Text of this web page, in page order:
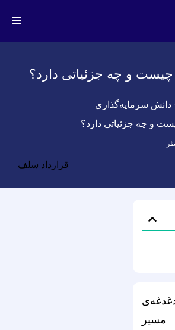
و چه جزئیاتی دارد؟
دانش سرمایه‌گذاری
و چه جزئیاتی دارد؟